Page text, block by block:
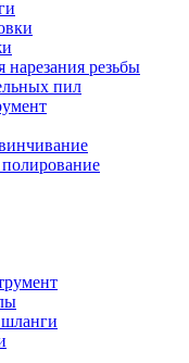
нарезания резьбы
пил